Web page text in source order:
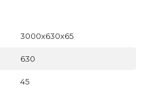
3000x630x65
630
45